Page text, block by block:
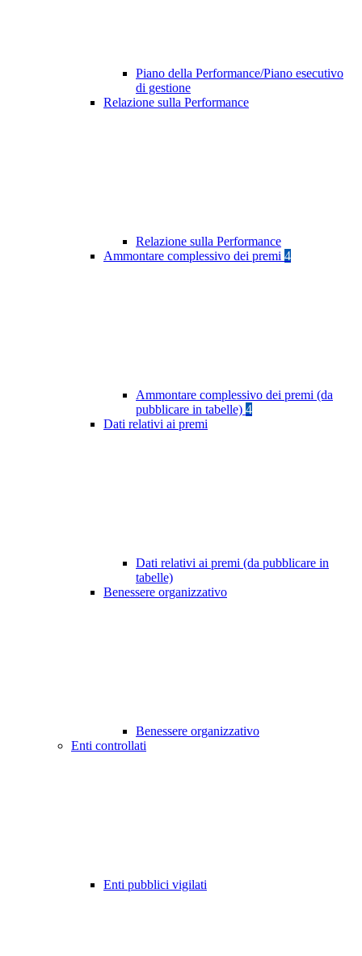
Piano della Performance/Piano esecutivo
di gestione
Relazione sulla Performance
Relazione sulla Performance
Ammontare complessivo dei premi 4
Ammontare complessivo dei premi (da
pubblicare in tabelle) 4
Dati relativi ai premi
Dati relativi ai premi (da pubblicare in
tabelle)
Benessere organizzativo
Benessere organizzativo
Enti controllati
Enti pubblici vigilati